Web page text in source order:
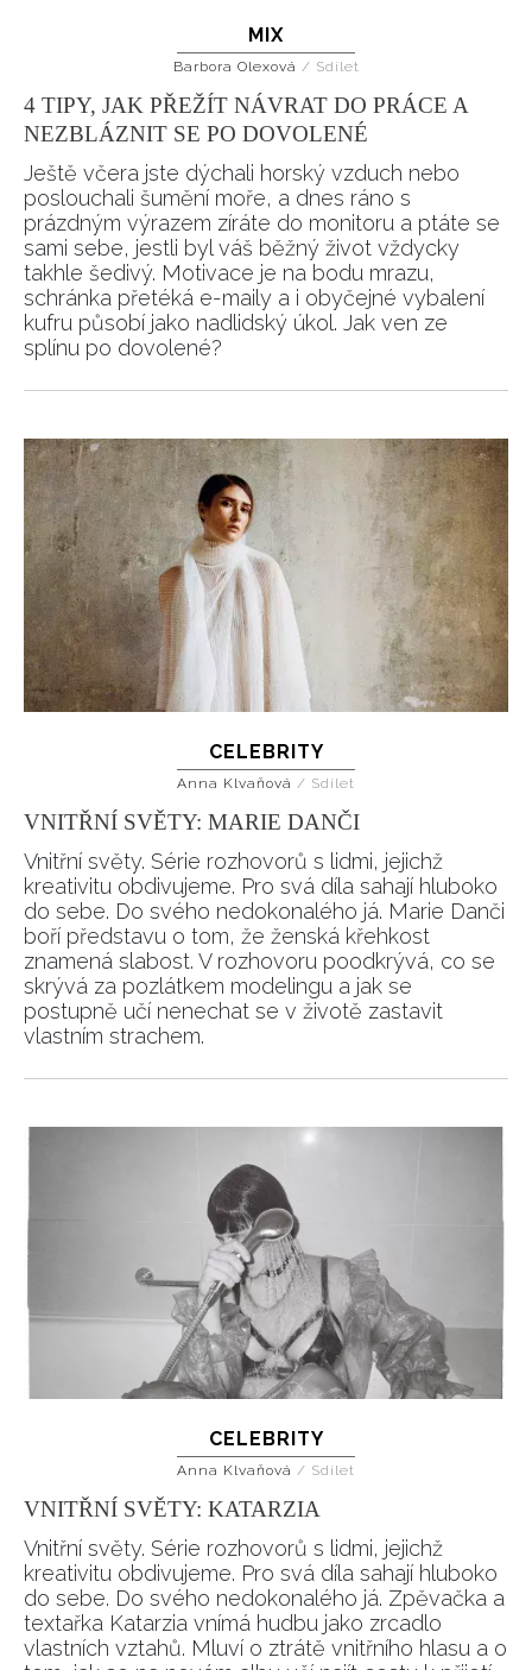
MIX
Barbora Olexová / Sdílet
4 TIPY, JAK PŘEŽÍT NÁVRAT DO PRÁCE A
NEZBLÁZNIT SE PO DOVOLENÉ
Ještě včera jste dýchali horský vzduch nebo
poslouchali šumění moře, a dnes ráno s
prázdným výrazem zíráte do monitoru a ptáte se
sami sebe, jestli byl váš běžný život vždycky
takhle šedivý. Motivace je na bodu mrazu,
schránka přetéká e-maily a i obyčejné vybalení
kufru působí jako nadlidský úkol. Jak ven ze
splínu po dovolené?
CELEBRITY
Anna Klvaňová / Sdílet
VNITŘNÍ SVĚTY: MARIE DANČI
Vnitřní světy. Série rozhovorů s lidmi, jejichž
kreativitu obdivujeme. Pro svá díla sahají hluboko
do sebe. Do svého nedokonalého já. Marie Danči
boří představu o tom, že ženská křehkost
znamená slabost. V rozhovoru poodkrývá, co se
skrývá za pozlátkem modelingu a jak se
postupně učí nenechat se v životě zastavit
vlastním strachem.
CELEBRITY
Anna Klvaňová / Sdílet
VNITŘNÍ SVĚTY: KATARZIA
Vnitřní světy. Série rozhovorů s lidmi, jejichž
kreativitu obdivujeme. Pro svá díla sahají hluboko
do sebe. Do svého nedokonalého já. Zpěvačka a
textařka Katarzia vnímá hudbu jako zrcadlo
vlastních vztahů. Mluví o ztrátě vnitřního hlasu a o